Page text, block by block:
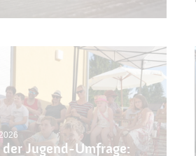
Jugend-Umfrage: